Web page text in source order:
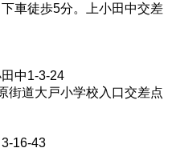
車徒歩5分。上小田中交差
中1-3-24
街道大戸小学校入口交差点
16-43